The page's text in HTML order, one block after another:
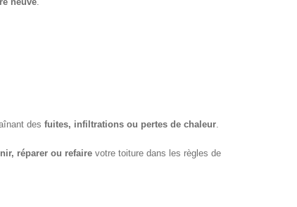
des fuites, infiltrations ou pertes de chaleur
réparer ou refaire votre toiture dans les règles de